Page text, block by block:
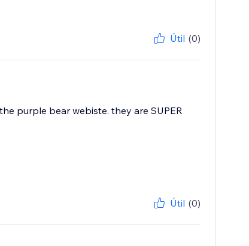
Útil (0)
purple bear webiste. they are SUPER
Útil (0)